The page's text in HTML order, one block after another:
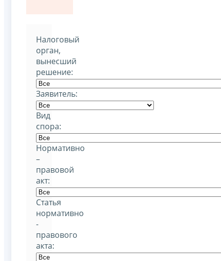
Налоговый
орган,
вынесший
решение:
Заявитель:
Вид
спора:
Нормативно
–
правовой
акт:
Статья
нормативно
-
правового
акта: